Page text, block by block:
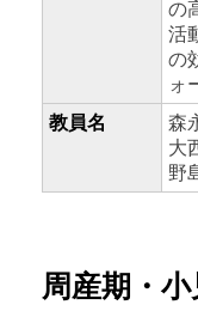
の
活
の
ォ
教員名
森
大
野
周産期・